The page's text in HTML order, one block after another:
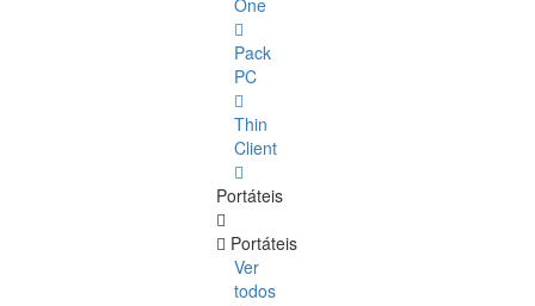
One
Pack
PC
Thin
Client
Portáteis
Portáteis
Ver
todos